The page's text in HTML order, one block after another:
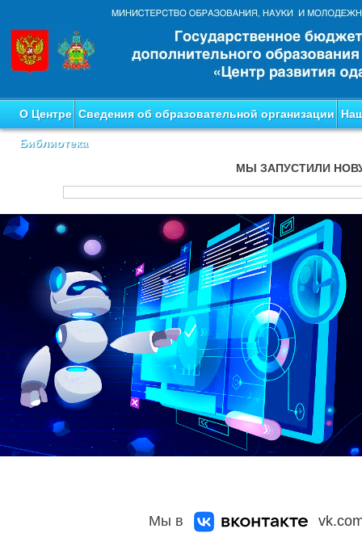
О Центре Сведения об образовательной организации
Библиотека
МЫ ЗАПУСТИЛИ
Мы в